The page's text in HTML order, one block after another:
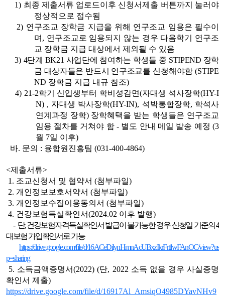
1) 최종 제출서류 업로드이후 신청서제출 버튼까지 눌러야
정상적으로 접수됨
2) 연구조교 장학금 지급을 위해 연구조교 임용은 필수이
며, 연구조교로 임용되지 않는 경우 다음학기 연구조
교 장학금 지급 대상에서 제외될 수 있음
3) 4단계 BK21 사업단에 참여하는 학생들 중 STIPEND 장학
금 대상자들은 반드시 연구조교를 신청해야함 (STIPE
ND 장학금 지급 내규 참조)
4) 21-2학기 신입생부터 학비성감면(자대생 석사장학(HY-I
N) , 자대생 박사장학(HY-IN), 석박통합장학, 학석사
연계과정 장학) 장학혜택을 받는 학생들은 연구조교
임용 절차를 거쳐야 함 - 별도 안내 메일 발송 예정 (3
월 7일 이후)
바. 문의 : 융합원진흥팀 (031-400-4864)
<제출서류>
1. 조교신청서 및 협약서 (첨부파일)
2. 개인정보보호서약서 (첨부파일)
3. 개인정보수집이용동의서 (첨부파일)
4. 건강보험득실확인서(2024.02 이후 발행)
- 단, 건강보험자격득실확인서 발급이 불가능한 경우 신청일 기준의 4
대보험 가입확인서로 가능
https://drive.google.com/file/d/16ACeDilynHmnAcUBxzIkrFrttlwFAnOC/view?us
p=sharing
5. 소득금액증명서(2022) (단, 2022 소득 없을 경우 사실증명
확인서 제출)
https://drive.google.com/file/d/16917Al_AmsiqO4985DYavNHv9